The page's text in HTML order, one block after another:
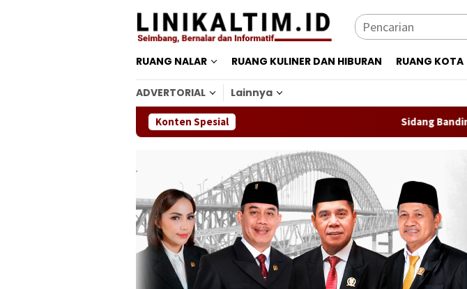
RUANG NALAR RUANG KULINER DAN HIBURAN RUANG KOTA
ADVERTORIAL Lainnya
Konten Spesial Sidang Banding Perdana